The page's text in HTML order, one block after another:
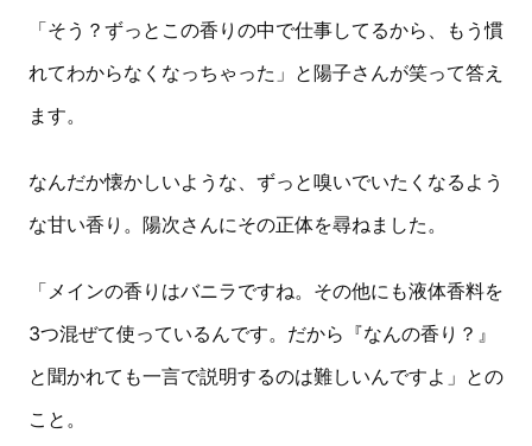
「そう？ずっとこの香りの中で仕事してるから、もう慣
れてわからなくなっちゃった」と陽子さんが笑って答え
ます。
なんだか懐かしいような、ずっと嗅いでいたくなるよう
な甘い香り。陽次さんにその正体を尋ねました。
「メインの香りはバニラですね。その他にも液体香料を
3つ混ぜて使っているんです。だから『なんの香り？』
と聞かれても一言で説明するのは難しいんですよ」との
こと。